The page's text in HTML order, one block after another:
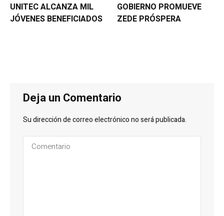
UNITEC ALCANZA MIL
JÓVENES BENEFICIADOS
GOBIERNO PROMUEVE
ZEDE PRÓSPERA
Deja un Comentario
Su dirección de correo electrónico no será publicada.